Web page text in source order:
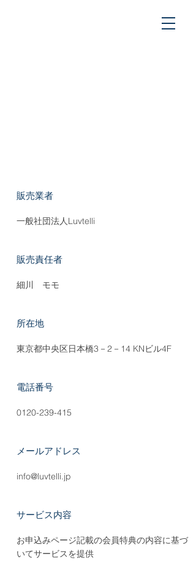
販売業者
一般社団法人Luvtelli
販売責任者
細川 モモ
所在地
東京都中央区日本橋3－2－14 KNビル4F
電話番号
0120-239-415
メールアドレス
info@luvtelli.jp
サービス内容
お申込みページ記載の会員特典の内容に基づ
いてサービスを提供